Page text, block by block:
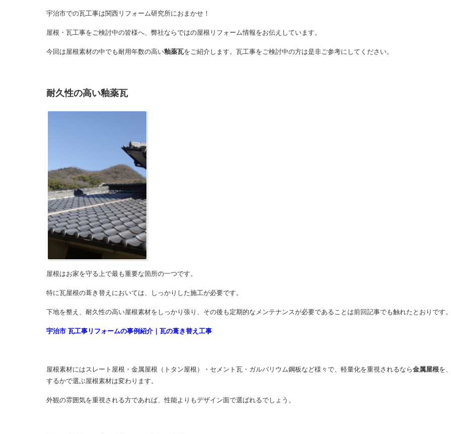
宇治市での瓦工事は関西リフォーム研究所におまかせ！
屋根・瓦工事をご検討中の皆様へ、弊社ならではの屋根リフォーム情報をお伝えしています。
今回は屋根素材の中でも耐用年数の高い釉薬瓦をご紹介します。瓦工事をご検討中の方は是非ご参考にしてください。
耐久性の高い釉薬瓦
屋根はお家を守る上で最も重要な箇所の一つです。
特に瓦屋根の葺き替えにおいては、しっかりした施工が必要です。
下地を整え、耐久性の高い屋根素材をしっかり張り、その後も定期的なメンテナンスが必要であることは前回記事でも触れたとおりです
宇治市 瓦工事リフォームの事例紹介｜瓦の葺き替え工事
屋根素材にはスレート屋根・金属屋根（トタン屋根）・セメント瓦・ガルバリウム鋼板など様々で、軽量化を重視されるなら金属屋根を
するかで選ぶ屋根素材は変わります。
外観の雰囲気を重視される方であれば、性能よりもデザイン面で選ばれるでしょう。